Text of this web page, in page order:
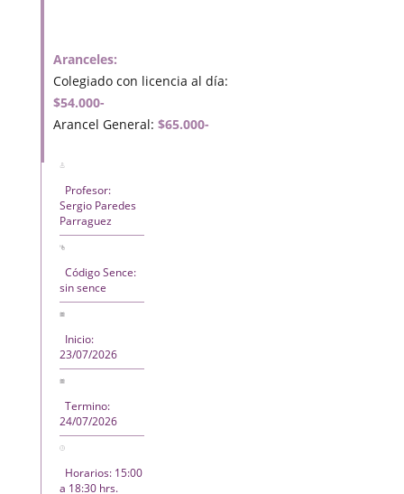
Aranceles:
Colegiado con licencia al día:
$54.000-
Arancel General: $65.000-
Profesor:
Sergio Paredes
Parraguez
Código Sence:
sin sence
Inicio:
23/07/2026
Termino:
24/07/2026
Horarios: 15:00
a 18:30 hrs.